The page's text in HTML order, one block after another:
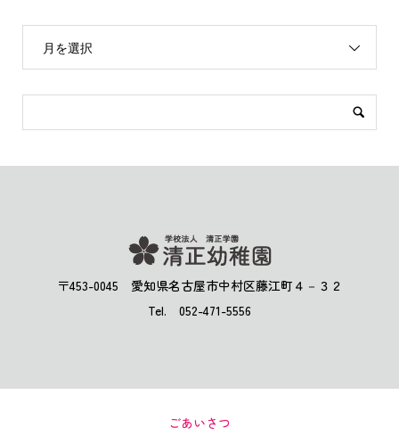
月を選択
〒453-0045 愛知県名古屋市中村区藤江町４－３２
Tel. 052-471-5556
ごあいさつ